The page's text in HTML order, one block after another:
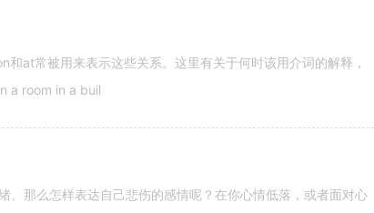
at常被用来表示这些关系。这里有关于何时该用介词的解释，
a room in a buil
那么怎样表达自己悲伤的感情呢？在你心情低落，或者面对心